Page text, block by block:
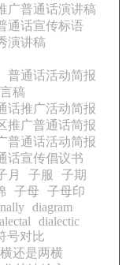
广普通话演讲稿
通话宣传标语
演讲稿
普通话活动简报
稿
话推广活动简报
推广普通话简报
普通话活动简报
话宣传倡议书
月 子服
子期
子母
子母印
diagram
dialectic
号对比
还是两横